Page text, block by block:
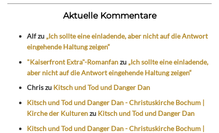
Aktuelle Kommentare
Alfzu „Ich sollte eine einladende, aber nicht auf die Antwort
eingehende Haltung zeigen“
"Kaiserfront Extra"-Romanfanzu „Ich sollte eine einladende,
aber nicht auf die Antwort eingehende Haltung zeigen“
Chriszu Kitsch und Tod und Danger Dan
Kitsch und Tod und Danger Dan - Christuskirche Bochum |
Kirche der Kulturenzu Kitsch und Tod und Danger Dan
Kitsch und Tod und Danger Dan - Christuskirche Bochum |